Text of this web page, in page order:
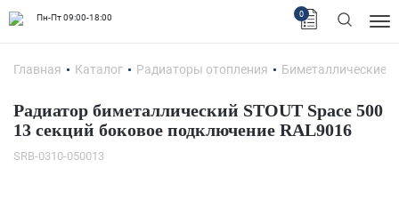
Пн-Пт 09:00-18:00 0
Главная Каталог Радиаторы отопления Биметаллические
Радиатор биметаллический STOUT Space 500
13 секций боковое подключение RAL9016
SRB-0310-050013